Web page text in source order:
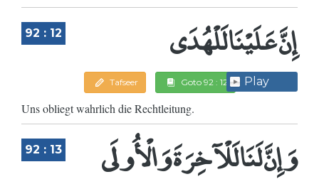
92 : 12 إِنَّ عَلَيْنَا لَلْهُدَى
Tafseer Goto 92 : 12 Play
Uns obliegt wahrlich die Rechtleitung.
92 : 13 وَإِنَّ لَنَا لَلْآخِرَةَ وَالْأُولَى